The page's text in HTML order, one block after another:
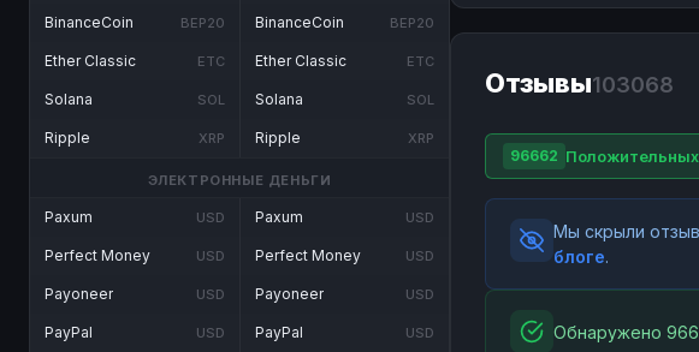
BinanceCoin BEP20
Ether Classic ETC
Solana SOL
Ripple XRP
BinanceCoin BEP20
Ether Classic ETC
Solana SOL
Ripple XRP
ЭЛЕКТРОННЫЕ ДЕНЬГИ
Paxum USD
Perfect Money USD
Payoneer USD
PayPal USD
Paxum USD
Perfect Money USD
Payoneer USD
PayPal USD
Отзывы103068
96662 Положительных
Мы скрыли
блоге.
Обнаружено